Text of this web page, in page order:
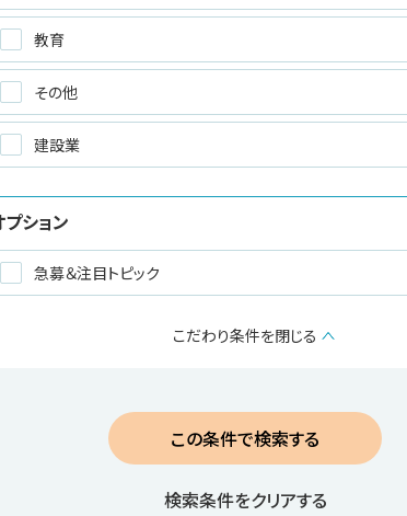
教育
その他
建設業
プション
急募＆注目トピック
こだわり条件を閉じる
検索条件をクリアする